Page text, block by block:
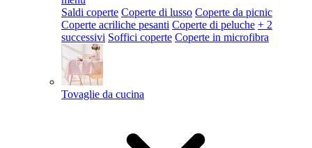
Saldi coperte Coperte di lusso Coperte da picnic
Coperte acriliche pesanti Coperte di peluche + 2
successivi Soffici coperte Coperte in microfibra
Tovaglie da cucina